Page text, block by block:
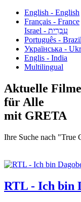
English - English
Français - France
עִבְרִית - Israel
Português - Brazil
Українська -
Englis - India
Multilingual
Aktuelle Filme
für Alle
mit GRETA
Ihre Suche nach "True
RTL - Ich bin